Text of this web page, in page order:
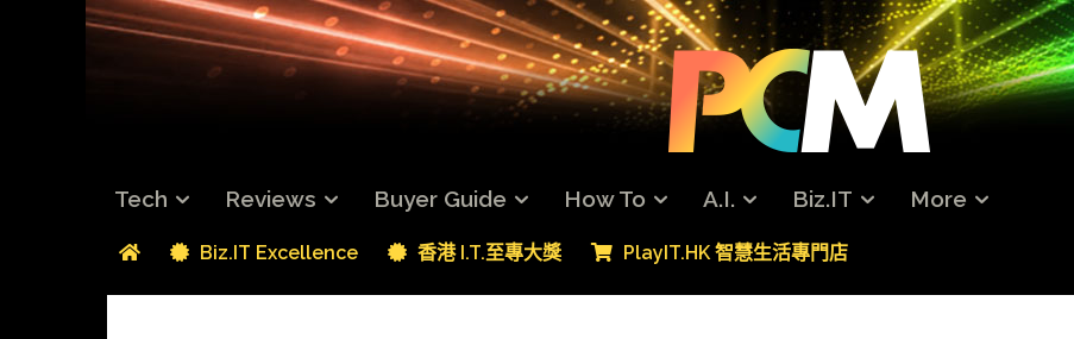
Tech Reviews Buyer Guide How To A.I. Biz.IT More
Biz.IT Excellence 香港 I.T.至專大獎 PlayIT.HK 智慧生活專門店